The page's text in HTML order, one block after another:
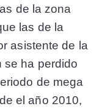
de la zona
las de la
asistente de la
se ha perdido
de mega
el año 2010,